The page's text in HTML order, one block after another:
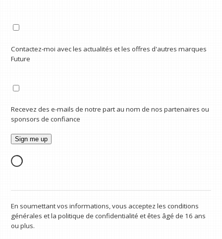
Contactez-moi avec les actualités et les offres d'autres marques
Future
Recevez des e-mails de notre part au nom de nos partenaires ou
sponsors de confiance
En soumettant vos informations, vous acceptez les conditions
générales et la politique de confidentialité et êtes âgé de 16 ans
ou plus.